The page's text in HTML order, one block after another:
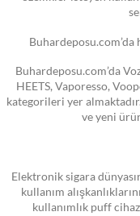
Buhardeposu.com’da
HEETS, Vaporesso,
kategorileri yer
ve yeni
Elektronik sigara
kullanım
kullanımlık puff